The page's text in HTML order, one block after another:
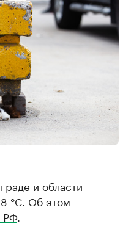
и области
°C. Об этом
РФ